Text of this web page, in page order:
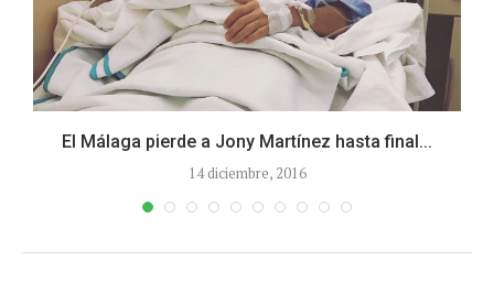
El Málaga pierde a Jony Martínez hasta final...
14 diciembre, 2016